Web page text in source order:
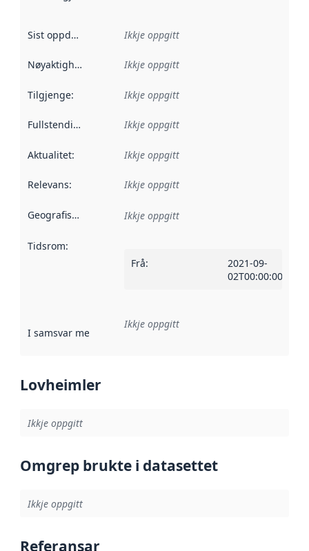
Sist oppdatert Ikkje oppgitt
Nøyaktigheit Ikkje oppgitt
Tilgjenge: Ikkje oppgitt
Fullstendigheit Ikkje oppgitt
Aktualitet: Ikkje oppgitt
Relevans: Ikkje oppgitt
Geografisk område Ikkje oppgitt
Tidsrom:
Frå:
2021-09-
02T00:00:00Z
I samsvar med Referanse til ei implementeringsregel eller
Ikkje oppgitt
Lovheimler
Ikkje oppgitt
Omgrep brukte i datasettet
Ikkje oppgitt
Referansar